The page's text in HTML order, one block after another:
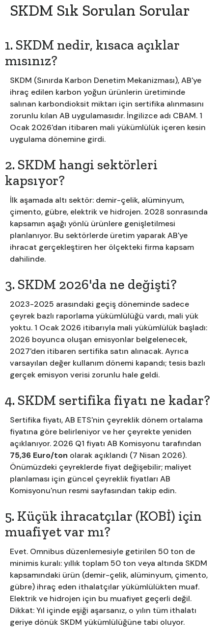
SKDM Sık Sorulan Sorular
1. SKDM nedir, kısaca açıklar
mısınız?
SKDM (Sınırda Karbon Denetim Mekanizması), AB'ye
ihraç edilen karbon yoğun ürünlerin üretiminde
salınan karbondioksit miktarı için sertifika alınmasını
zorunlu kılan AB uygulamasıdır. İngilizce adı CBAM. 1
Ocak 2026'dan itibaren mali yükümlülük içeren kesin
uygulama dönemine girdi.
2. SKDM hangi sektörleri
kapsıyor?
İlk aşamada altı sektör: demir-çelik, alüminyum,
çimento, gübre, elektrik ve hidrojen. 2028 sonrasında
kapsamın aşağı yönlü ürünlere genişletilmesi
planlanıyor. Bu sektörlerde üretim yaparak AB'ye
ihracat gerçekleştiren her ölçekteki firma kapsam
dahilinde.
3. SKDM 2026'da ne değişti?
2023-2025 arasındaki geçiş döneminde sadece
çeyrek bazlı raporlama yükümlülüğü vardı, mali yük
yoktu. 1 Ocak 2026 itibarıyla mali yükümlülük başladı:
2026 boyunca oluşan emisyonlar belgelenecek,
2027'den itibaren sertifika satın alınacak. Ayrıca
varsayılan değer kullanım dönemi kapandı; tesis bazlı
gerçek emisyon verisi zorunlu hale geldi.
4. SKDM sertifika fiyatı ne kadar?
Sertifika fiyatı, AB ETS'nin çeyreklik dönem ortalama
fiyatına göre belirleniyor ve her çeyrekte yeniden
açıklanıyor. 2026 Q1 fiyatı AB Komisyonu tarafından
75,36 Euro/ton olarak açıklandı (7 Nisan 2026).
Önümüzdeki çeyreklerde fiyat değişebilir; maliyet
planlaması için güncel çeyreklik fiyatları AB
Komisyonu'nun resmi sayfasından takip edin.
5. Küçük ihracatçılar (KOBİ) için
muafiyet var mı?
Evet. Omnibus düzenlemesiyle getirilen 50 ton de
minimis kuralı: yıllık toplam 50 ton veya altında SKDM
kapsamındaki ürün (demir-çelik, alüminyum, çimento,
gübre) ihraç eden ithalatçılar yükümlülükten muaf.
Elektrik ve hidrojen için bu muafiyet geçerli değil.
Dikkat: Yıl içinde eşiği aşarsanız, o yılın tüm ithalatı
geriye dönük SKDM yükümlülüğüne tabi oluyor.